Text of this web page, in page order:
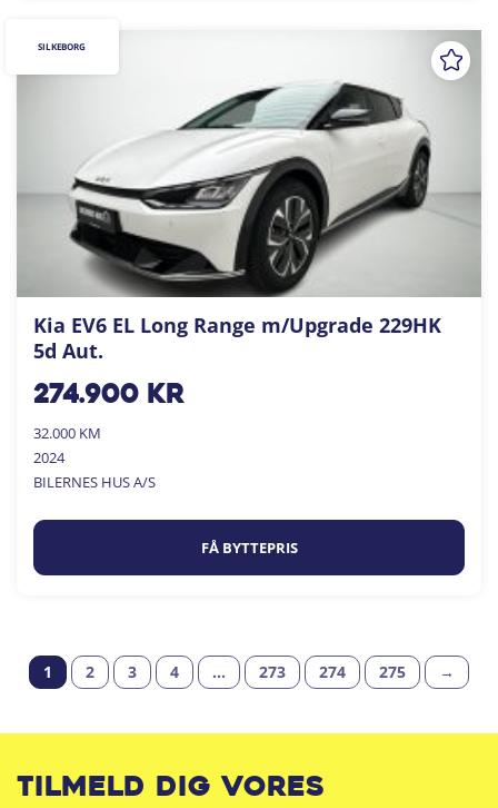
Kia EV6 EL Long Range m/Upgrade 229HK
5d Aut.
274.900kr
32.000 KM
2024
BILERNES HUS A/S
FÅ BYTTEPRIS
SILKEBORG
1 2 3 4 … 273 274 275 →
Tilmeld dig vores